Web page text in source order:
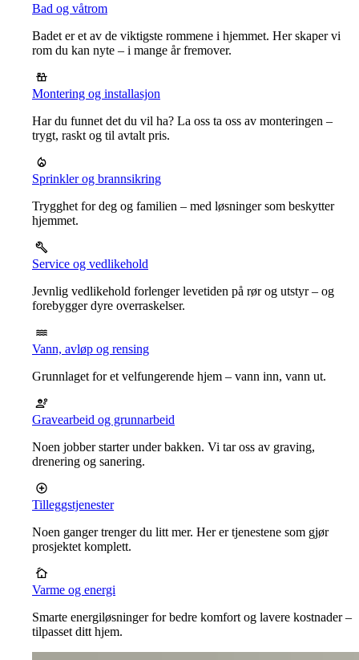
Bad og våtrom
Badet er et av de viktigste rommene i hjemmet. Her skaper vi
rom du kan nyte – i mange år fremover.
Montering og installasjon
Har du funnet det du vil ha? La oss ta oss av monteringen –
trygt, raskt og til avtalt pris.
Sprinkler og brannsikring
Trygghet for deg og familien – med løsninger som beskytter
hjemmet.
Service og vedlikehold
Jevnlig vedlikehold forlenger levetiden på rør og utstyr – og
forebygger dyre overraskelser.
Vann, avløp og rensing
Grunnlaget for et velfungerende hjem – vann inn, vann ut.
Gravearbeid og grunnarbeid
Noen jobber starter under bakken. Vi tar oss av graving,
drenering og sanering.
Tilleggstjenester
Noen ganger trenger du litt mer. Her er tjenestene som gjør
prosjektet komplett.
Varme og energi
Smarte energiløsninger for bedre komfort og lavere kostnader –
tilpasset ditt hjem.